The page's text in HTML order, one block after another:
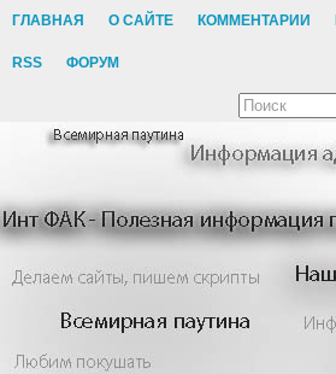
ГЛАВНАЯ О САЙТЕ КОММЕНТАРИИ
RSS ФОРУМ